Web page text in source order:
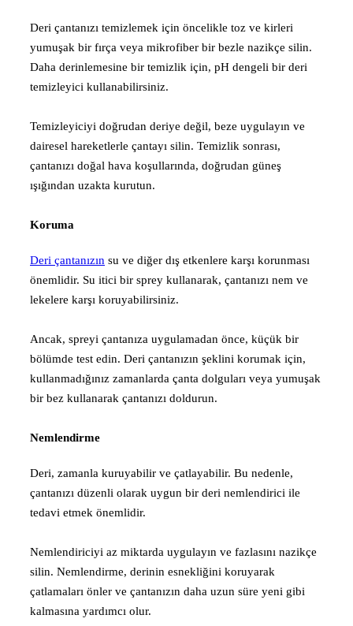
Deri çantanızı temizlemek için öncelikle toz ve kirleri
yumuşak bir fırça veya mikrofiber bir bezle nazikçe silin.
Daha derinlemesine bir temizlik için, pH dengeli bir deri
temizleyici kullanabilirsiniz.
Temizleyiciyi doğrudan deriye değil, beze uygulayın ve
dairesel hareketlerle çantayı silin. Temizlik sonrası,
çantanızı doğal hava koşullarında, doğrudan güneş
ışığından uzakta kurutun.
Koruma
Deri çantanızın su ve diğer dış etkenlere karşı korunması
önemlidir. Su itici bir sprey kullanarak, çantanızı nem ve
lekelere karşı koruyabilirsiniz.
Ancak, spreyi çantanıza uygulamadan önce, küçük bir
bölümde test edin. Deri çantanızın şeklini korumak için,
kullanmadığınız zamanlarda çanta dolguları veya yumuşak
bir bez kullanarak çantanızı doldurun.
Nemlendirme
Deri, zamanla kuruyabilir ve çatlayabilir. Bu nedenle,
çantanızı düzenli olarak uygun bir deri nemlendirici ile
tedavi etmek önemlidir.
Nemlendiriciyi az miktarda uygulayın ve fazlasını nazikçe
silin. Nemlendirme, derinin esnekliğini koruyarak
çatlamaları önler ve çantanızın daha uzun süre yeni gibi
kalmasına yardımcı olur.